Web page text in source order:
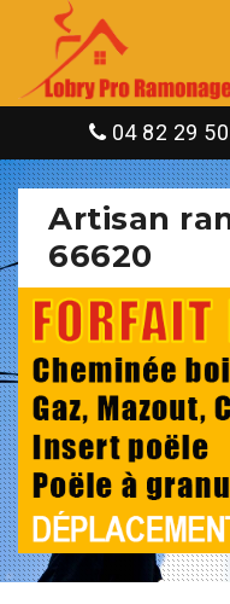
04 82 29
Artisan
66620